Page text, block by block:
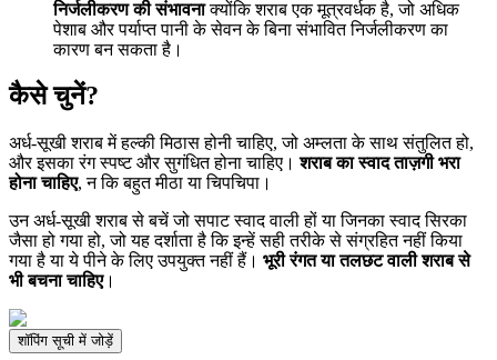
निर्जलीकरण की संभावनाक्योंकि शराब एक मूत्रवर्धक है, जो अधिक
पेशाब और पर्याप्त पानी के सेवन के बिना संभावित निर्जलीकरण का
कारण बन सकता है।
कैसे चुनें?
अर्ध-सूखी शराब में हल्की मिठास होनी चाहिए, जो अम्लता के साथ संतुलित हो,
और इसका रंग स्पष्ट और सुगंधित होना चाहिए।शराब का स्वाद ताज़गी भरा
होना चाहिए, न कि बहुत मीठा या चिपचिपा।
उन अर्ध-सूखी शराब से बचें जो सपाट स्वाद वाली हों या जिनका स्वाद सिरका
जैसा हो गया हो, जो यह दर्शाता है कि इन्हें सही तरीके से संग्रहित नहीं किया
गया है या ये पीने के लिए उपयुक्त नहीं हैं। भूरी रंगत या तलछट वाली शराब से
भी बचना चाहिए।
शॉपिंग सूची में जोड़ें